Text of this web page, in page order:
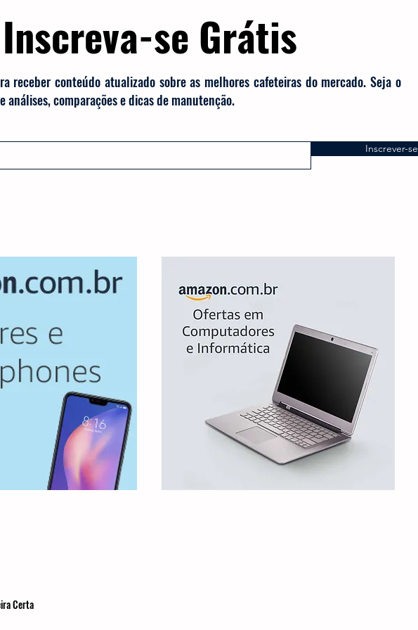
Inscreva-se Grátis
receber conteúdo atualizado sobre as melhores cafeteiras do mercado. Seja o
análises, comparações e dicas de manutenção.
Inscrever-se
Certa